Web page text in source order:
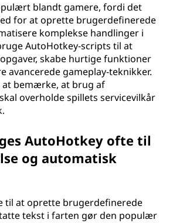
blandt gamere, fordi det
for at oprette brugerdefinerede
komplekse handlinger i
AutoHotkey-scripts til at
skabe hurtige funktioner
avancerede gameplay-teknikker.
bemærke, at brug af
overholde spillets servicevilkår
AutoHotkey ofte til
og automatisk
til at oprette brugerdefinerede
tekst i farten gør den populær